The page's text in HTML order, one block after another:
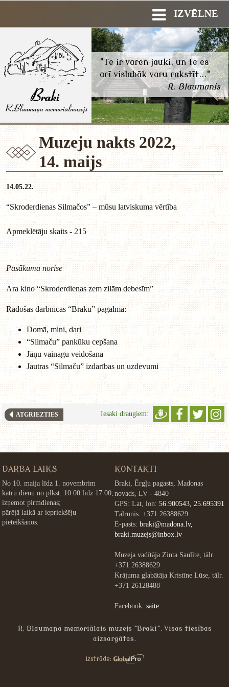
IZVĒLNE
"Te ir varen jauki, un te es
arī vislabāk varu rakstīt..."
R. Blaumanis
Muzeju nakts 2022,
14. maijs
14.05.22.
“Skroderdienas Silmačos” – mūsu latviskuma vērtība
Apmeklētāju skaits - 215
Pasākuma norise
Āra kino “Skroderdienas zem zilām debesīm”
Radošas darbnīcas “Braku” pagalmā:
Domā, mini, dari
“Silmaču” pankūku cepšana
Jāņu vainagu veidošana
Jautras “Silmaču” izdarības un uzdevumi
ATGRIEZTIES Iesaki draugiem:
DARBA LAIKS
No 10. maija līdz 1. novembrim
katru dienu no plkst. 10.00 līdz 17.00,
izņemot pirmdienas;
pārējā laikā ar iepriekšēju
pieteikšanos.
KONTAKTI
Braki, Ērgļu pagasts, Madonas
novads, LV - 4840
GPS: Lat, lon: 56.900543, 25.695391
Tālrunis: +371 26388629
E-pasts: braki@madona.lv,
braki.muzejs@inbox.lv
Muzeja vadītāja Zinta Saulīte, tālr.
+371 26388629
Krājuma glabātāja Kristīne Lūse, tālr.
+371 26128488
Facebook: saite
R. Blaumaņa memoriālais muzejs "Braki". Visas tiesības
aizsargātas.
izstrāde: